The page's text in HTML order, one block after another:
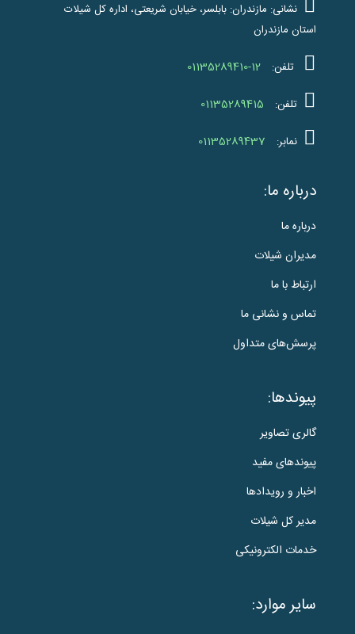
نشانی: مازندران: بابلسر، خیابان شریعتی، اداره کل شیلات
استان مازندران
تلفن: 01135289410-12
تلفن: 01135289415
نمابر: 01135289437
درباره ما:
درباره ما
مدیران شیلات
ارتباط با ما
تماس و نشانی ما
پرسش‌های متداول
پیوندها:
گالری تصاویر
پیوندهای مفید
اخبار و رویدادها
مدیر کل شیلات
خدمات الکترونیکی
سایر موارد: